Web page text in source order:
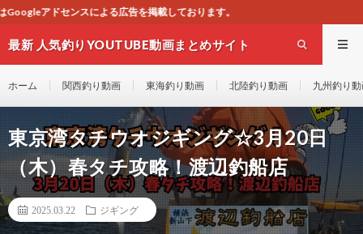
載しております。
最新 人気釣りYOUTUBE動画まとめサイト
ホーム 関西釣り動画 東海釣り動画 北陸釣り動画 九州釣り
東京湾タチウオジギング☆3月20日
（木）春タチ攻略！渡辺釣船店
2025.03.22 ジギング